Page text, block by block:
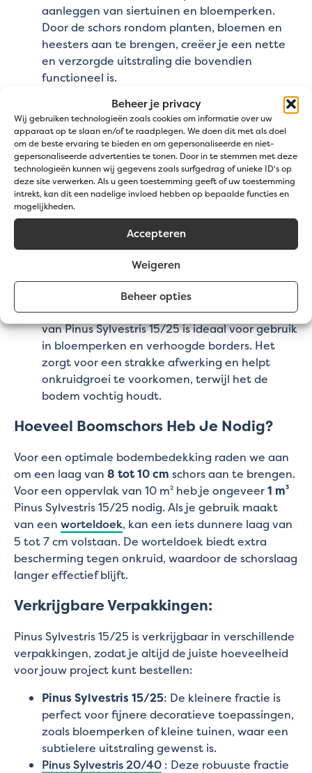
Beheer je privacy
Wij gebruiken technologieën zoals cookies om informatie over uw
apparaat op te slaan en/of te raadplegen. We doen dit met als doel
om de beste ervaring te bieden en om gepersonaliseerde en niet-
gepersonaliseerde advertenties te tonen. Door in te stemmen met deze
technologieën kunnen wij gegevens zoals surfgedrag of unieke ID's op
deze site verwerken. Als u geen toestemming geeft of uw toestemming
intrekt, kan dit een nadelige invloed hebben op bepaalde functies en
mogelijkheden.
Accepteren
Weigeren
Beheer opties
aanleggen van siertuinen en bloemperken.
Door de schors rondom planten, bloemen en
heesters aan te brengen, creëer je een nette
en verzorgde uitstraling die bovendien
functioneel is.
schors wordt veel gebruikt in parken,
speeltuinen en andere openbare ruimten. De
duurzaamheid en onderhoudsvriendelijke
eigenschappen maken het een ideale keuze
voor grote oppervlakken die er lang verzorgd
uit moeten zien.
Rond bomen en struiken
geschikt om rond bomen en struiken aan te
brengen. Het beschermt de bodem tegen
extreme weersomstandigheden, zoals hitte en
vorst, en helpt de wortels van de planten te
beschermen tegen uitdroging.
Bloemperken en borders: De kleinere fractie
van Pinus Sylvestris 15/25 is ideaal voor gebruik
in bloemperken en verhoogde borders. Het
zorgt voor een strakke afwerking en helpt
onkruidgroei te voorkomen, terwijl het de
bodem vochtig houdt.
Hoeveel Boomschors Heb Je Nodig?
Voor een optimale bodembedekking raden we aan
om een laag van 8 tot 10 cm schors aan te brengen.
Voor een oppervlak van 10 m² heb je ongeveer1 m³
Pinus Sylvestris 15/25 nodig. Als je gebruik maakt
van een worteldoek, kan een iets dunnere laag van
5 tot 7 cm volstaan. De worteldoek biedt extra
bescherming tegen onkruid, waardoor de schorslaag
langer effectief blijft.
Verkrijgbare Verpakkingen:
Pinus Sylvestris 15/25 is verkrijgbaar in verschillende
verpakkingen, zodat je altijd de juiste hoeveelheid
voor jouw project kunt bestellen:
Pinus Sylvestris 15/25: De kleinere fractie is
perfect voor fijnere decoratieve toepassingen,
zoals bloemperken of kleine tuinen, waar een
subtielere uitstraling gewenst is.
Pinus Sylvestris 20/40 : Deze robuuste fractie